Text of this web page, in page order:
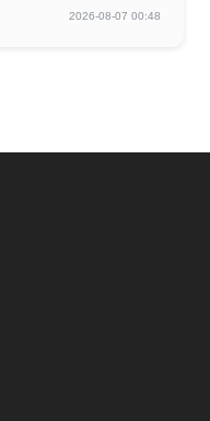
2026-08-07 00:48